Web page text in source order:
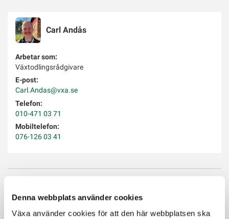
Denna webbplats använder cookies
Växa använder cookies för att den här webbplatsen ska
Carl Andås
Arbetar som:
Växtodlingsrådgivare
E-post:
Carl.Andas@vxa.se
Telefon:
010-471 03 71
Mobiltelefon:
076-126 03 41